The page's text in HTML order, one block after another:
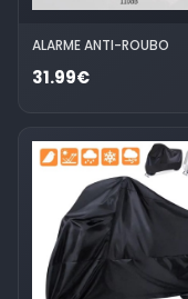
ALARME ANTI-ROUBO
31.99€